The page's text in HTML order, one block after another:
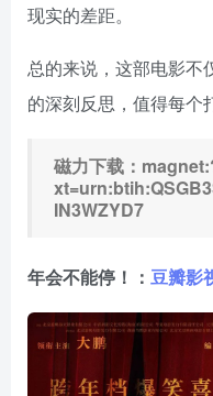
现实的差距。
总的来说，这部电影不
的深刻反思，值得每个
磁力下载：
IN3WZYD7
年会不能停！： 豆瓣影